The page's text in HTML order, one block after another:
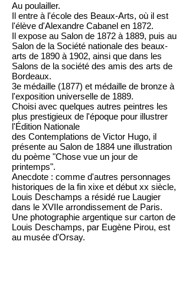
Au poulailler.
Il entre à l'école des Beaux-Arts, où il est
l'élève d'Alexandre Cabanel en 1872.
Il expose au Salon de 1872 à 1889, puis au
Salon de la Société nationale des beaux-
arts de 1890 à 1902, ainsi que dans les
Salons de la société des amis des arts de
Bordeaux.
3e médaille (1877) et médaille de bronze à
l'exposition universelle de 1889.
Choisi avec quelques autres peintres les
plus prestigieux de l'époque pour illustrer
l'Édition Nationale
des Contemplations de Victor Hugo, il
présente au Salon de 1884 une illustration
du poème "Chose vue un jour de
printemps".
Anecdote : comme d'autres personnages
historiques de la fin xixe et début xx siècle,
Louis Deschamps a résidé rue Laugier
dans le XVIIe arrondissement de Paris.
Une photographie argentique sur carton de
Louis Deschamps, par Eugène Pirou, est
au musée d'Orsay.